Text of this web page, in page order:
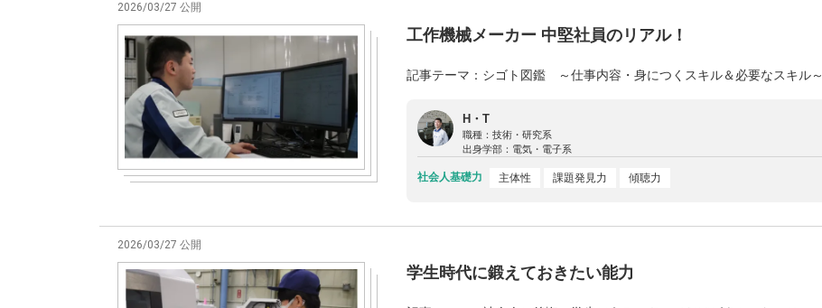
2026/03/27 公開
工作機械メーカー 中堅社員のリアル！
記事テーマ：シゴト図鑑 ～仕事内容・身につくスキル＆必要なスキル～
H・T
職種： 技術・研究系
出身学部： 電気・電子系
社会人基礎力 主体性 課題発見力 傾聴力
2026/03/27 公開
学生時代に鍛えておきたい能力